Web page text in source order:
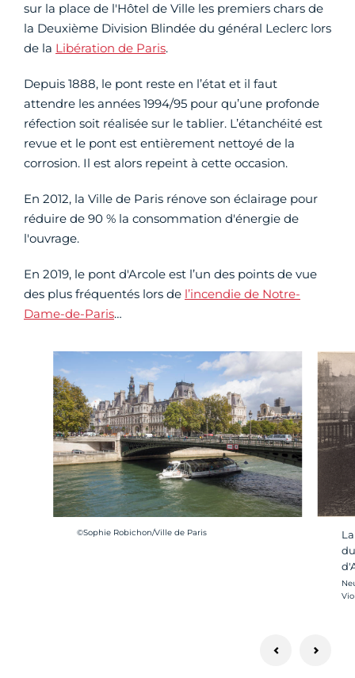
sur la place de l'Hôtel de Ville les premiers chars de
la Deuxième Division Blindée du général Leclerc lors
de la Libération de Paris.
Depuis 1888, le pont reste en l’état et il faut
attendre les années 1994/95 pour qu’une profonde
réfection soit réalisée sur le tablier. L’étanchéité est
revue et le pont est entièrement nettoyé de la
corrosion. Il est alors repeint à cette occasion.
En 2012, la Ville de Paris rénove son éclairage pour
réduire de 90 % la consommation d'énergie de
l'ouvrage.
En 2019, le pont d'Arcole est l’un des points de vue
des plus fréquentés lors de l’incendie de Notre-
Dame-de-Paris…
Crédit photo :
©Sophie Robichon/Ville de Paris